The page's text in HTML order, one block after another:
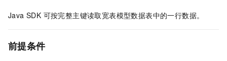
Java SDK 可按完整主键读取宽表模型数据表中的一行数据。
前提条件